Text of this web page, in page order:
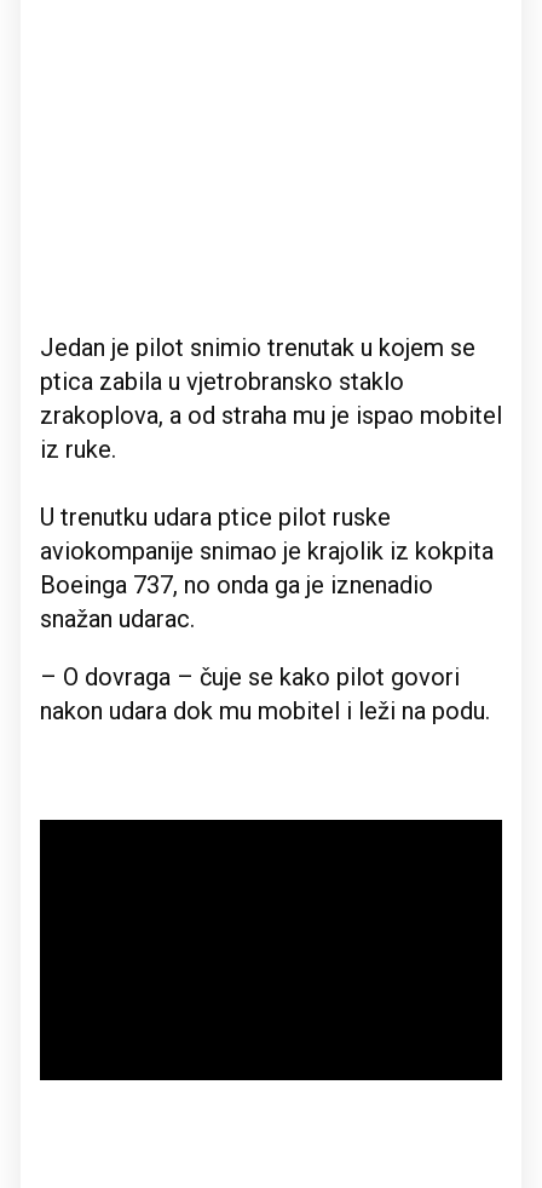
Jedan je pilot snimio trenutak u kojem se
ptica zabila u vjetrobransko staklo
zrakoplova, a od straha mu je ispao mobitel
iz ruke.
U trenutku udara ptice pilot ruske
aviokompanije snimao je krajolik iz kokpita
Boeinga 737, no onda ga je iznenadio
snažan udarac.
– O dovraga – čuje se kako pilot govori
nakon udara dok mu mobitel i leži na podu.